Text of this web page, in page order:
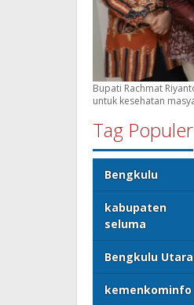
Bupati Rachmat
untuk kesehatan
Tag Populer
Bengkulu
kabupaten
seluma
Bengkulu Utara
kemenkominfo